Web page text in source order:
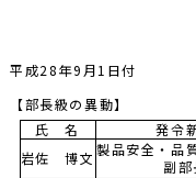
平成28年9月1日付
【部長級の異動】
氏 名
発令
岩佐 博文 製品安全・品
副部